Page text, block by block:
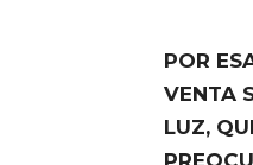
POR
VENTA
LUZ,